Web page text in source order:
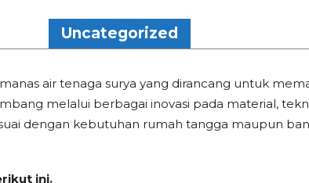
Uncategorized
air tenaga surya yang dirancang untuk
melalui berbagai inovasi pada material,
dengan kebutuhan rumah tangga maupun
ini.